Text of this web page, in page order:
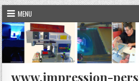
Skip
to
content
MENU
www.impression-